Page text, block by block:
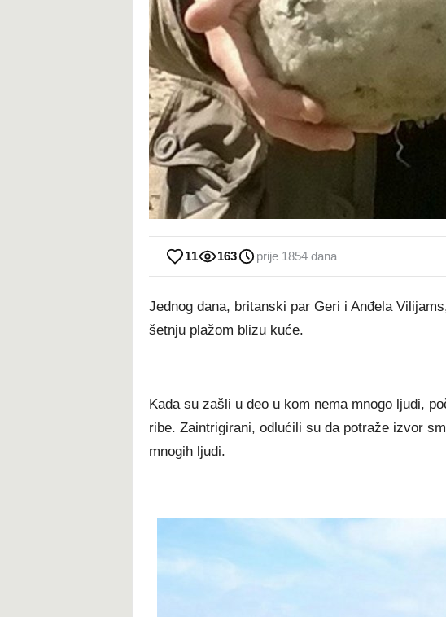
11 163 prije 1854 dana
Jednog dana, britanski par Geri i Anđela
šetnju plažom blizu kuće.
Kada su zašli u deo u kom nema mnogo ljudi,
ribe. Zaintrigirani, odlućili su da potraže izvor
mnogih ljudi.